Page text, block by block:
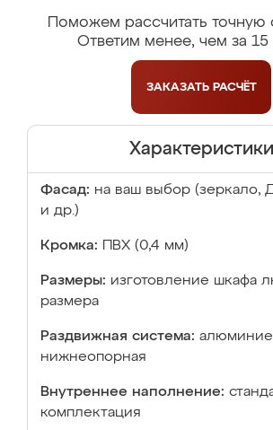
Поможем рассчитать точную
Ответим менее, чем за 15
ЗАКАЗАТЬ РАСЧЁТ
Характеристики
Фасад: на ваш выбор (зеркало,
и др.)
Кромка: ПВХ (0,4 мм)
Размеры: изготовление шкафа
размера
Раздвижная система:
нижнеопорная
Внутреннее наполнение:
комплектация